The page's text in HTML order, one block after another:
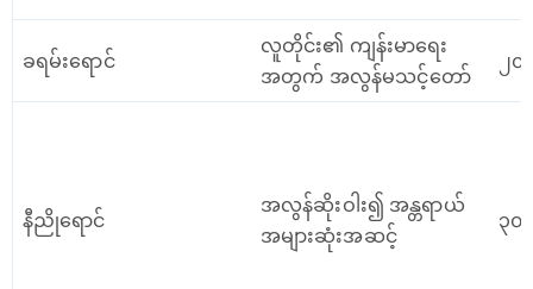
ခရမ်းရောင်
လူတိုင်း၏ ကျန်းမာရေး
အတွက် အလွန်မသင့်တော်
၂
နီညို‌ရောင်
အလွန်ဆိုးဝါး၍ အန္တရာယ်
အများဆုံးအဆင့်
၃